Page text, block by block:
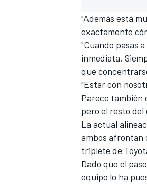
"Además está
exactamente
"Cuando pasas
inmediata.
que
"Estar con
Parece también
pero el resto del
La actual
ambos
triplete de
Dado que el
equipo lo ha